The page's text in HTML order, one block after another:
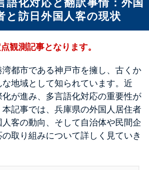
語化対応と翻訳事情：外国
と訪日外国人客の現状
観測記事となります。
都市である神戸市を擁 し、古くか
地域として知られています。近
が進み、多言語化対応の重要性が
本記事では、兵庫県の外国人居住者
人客の動向、そして自治体や民間企
取 り組みについて詳しく見ていき